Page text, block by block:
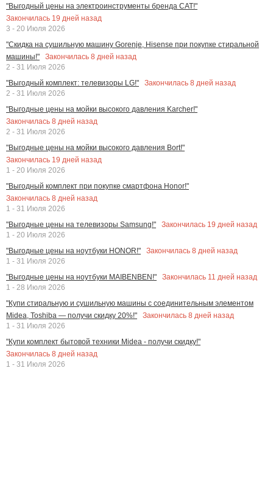
"Выгодный цены на электроинструменты бренда CAT!"
Закончилась 19 дней назад
3 - 20 Июля 2026
"Скидка на сушильную машину Gorenje, Hisense при покупке стиральной
машины!"
Закончилась 8 дней назад
2 - 31 Июля 2026
"Выгодный комплект: телевизоры LG!"
Закончилась 8 дней назад
2 - 31 Июля 2026
"Выгодные цены на мойки высокого давления Karcher!"
Закончилась 8 дней назад
2 - 31 Июля 2026
"Выгодные цены на мойки высокого давления Bort!"
Закончилась 19 дней назад
1 - 20 Июля 2026
"Выгодный комплект при покупке смартфона Honor!"
Закончилась 8 дней назад
1 - 31 Июля 2026
"Выгодные цены на телевизоры Samsung!"
Закончилась 19 дней назад
1 - 20 Июля 2026
"Выгодные цены на ноутбуки HONOR!"
Закончилась 8 дней назад
1 - 31 Июля 2026
"Выгодные цены на ноутбуки MAIBENBEN!"
Закончилась 11 дней назад
1 - 28 Июля 2026
"Купи стиральную и сушильную машины с соединительным элементом
Midea, Toshiba — получи скидку 20%!"
Закончилась 8 дней назад
1 - 31 Июля 2026
"Купи комплект бытовой техники Midea - получи скидку!"
Закончилась 8 дней назад
1 - 31 Июля 2026